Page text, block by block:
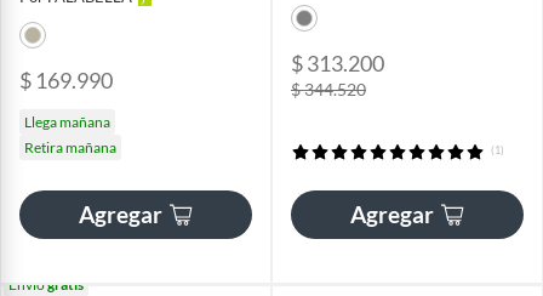
$ 169.990
Llega mañana
Retira mañana
Agregar
$ 313.200
$ 344.520
(1)
Agregar
Envíogratis